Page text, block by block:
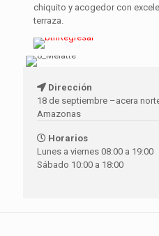
chiquito y acogedor con
terraza.
Dirección
18 de septiembre –acera
Amazonas
Horarios
Lunes a viernes 08:00 a 19:00
Sábado 10:00 a 18:00